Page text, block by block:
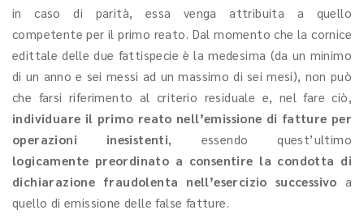
in caso di parità, essa venga attribuita a quello
competente per il primo reato. Dal momento che la cornice
edittale delle due fattispecie è la medesima (da un minimo
di un anno e sei messi ad un massimo di sei mesi), non può
che farsi riferimento al criterio residuale e, nel fare ciò,
individuare il primo reato nell’emissione di fatture per
operazioni inesistenti, essendo quest’ultimo
logicamente preordinato a consentire la condotta di
dichiarazione fraudolenta nell’esercizio successivo a
quello di emissione delle false fatture.